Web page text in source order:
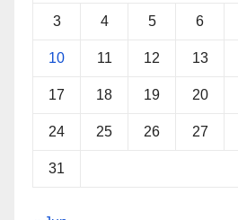
3 4 5 6
10 11 12 13
17 18 19 20
24 25 26 27
31